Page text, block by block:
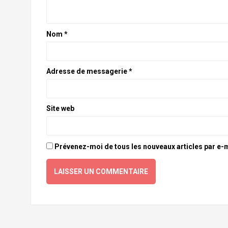
Nom *
Adresse de messagerie*
Site web
Prévenez-moi de tous les nouveaux articles par e-